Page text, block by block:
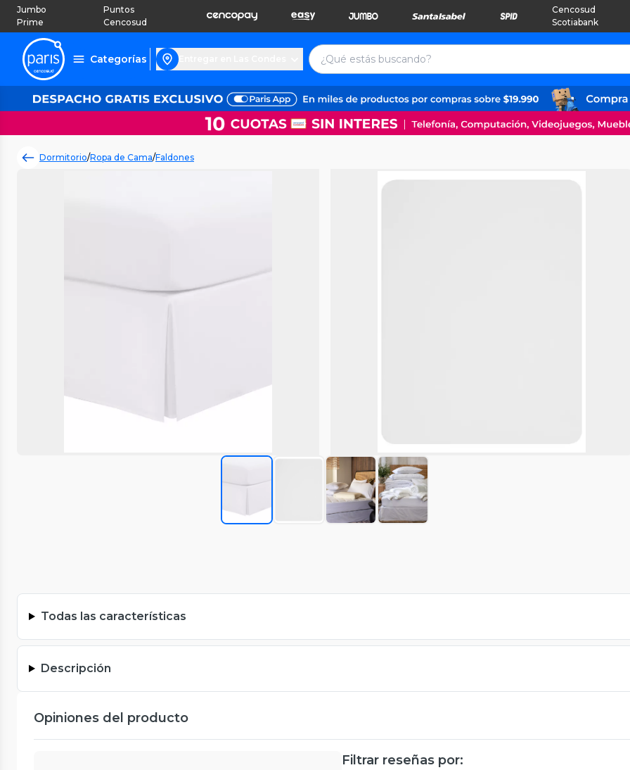
Jumbo
Prime
Puntos
Cencosud
Cencosud
Scotiabank
Categorías
Dormitorio/Ropa de Cama/Faldones
Todas las características
Descripción
Opiniones del producto
Filtrar reseñas por: